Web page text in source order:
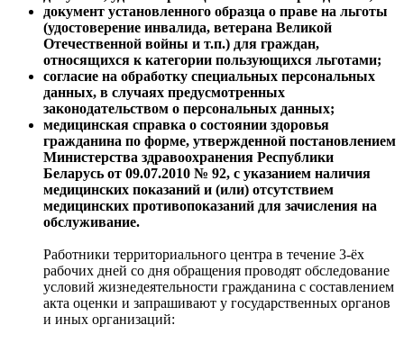
документ установленного образца о праве на льготы
(удостоверение инвалида, ветерана Великой
Отечественной войны и т.п.) для граждан,
относящихся к категории пользующихся льготами;
согласие на обработку специальных персональных
данных, в случаях предусмотренных
законодательством о персональных данных;
медицинская справка о состоянии здоровья
гражданина по форме, утвержденной постановлением
Министерства здравоохранения Республики
Беларусь от 09.07.2010 № 92, с указанием наличия
медицинских показаний и (или) отсутствием
медицинских противопоказаний для зачисления на
обслуживание.
Работники территориального центра в течение 3-ёх
рабочих дней со дня обращения проводят обследование
условий жизнедеятельности гражданина с составлением
акта оценки и запрашивают у государственных органов
и иных организаций: